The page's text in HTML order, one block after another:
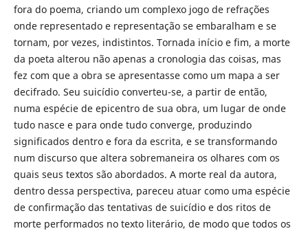
fora do poema, criando um complexo jogo de refrações
onde representado e representação se embaralham e se
tornam, por vezes, indistintos. Tornada início e fim, a morte
da poeta alterou não apenas a cronologia das coisas, mas
fez com que a obra se apresentasse como um mapa a ser
decifrado. Seu suicídio converteu-se, a partir de então,
numa espécie de epicentro de sua obra, um lugar de onde
tudo nasce e para onde tudo converge, produzindo
significados dentro e fora da escrita, e se transformando
num discurso que altera sobremaneira os olhares com os
quais seus textos são abordados. A morte real da autora,
dentro dessa perspectiva, pareceu atuar como uma espécie
de confirmação das tentativas de suicídio e dos ritos de
morte performados no texto literário, de modo que todos os